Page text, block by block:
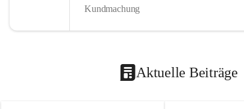
Kundmachung
Aktuelle Beiträge